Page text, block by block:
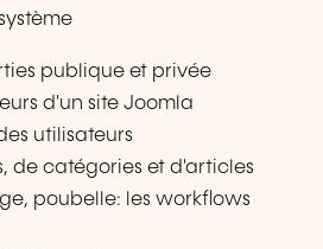
publique et privée
d'un site Joomla
utilisateurs
de catégories et d'articles
poubelle: les workflows